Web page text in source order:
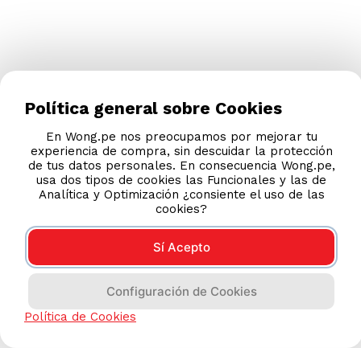
Política general sobre Cookies
En Wong.pe nos preocupamos por mejorar tu
experiencia de compra, sin descuidar la protección
de tus datos personales. En consecuencia Wong.pe,
usa dos tipos de cookies las Funcionales y las de
Analítica y Optimización ¿consiente el uso de las
cookies?
Sí Acepto
Configuración de Cookies
Política de Cookies